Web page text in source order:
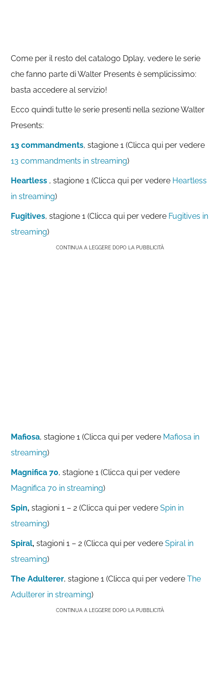
Come per il resto del catalogo Dplay, vedere le serie
che fanno parte di Walter Presents è semplicissimo:
basta accedere al servizio!
Ecco quindi tutte le serie presenti nella sezione Walter
Presents:
13 commandments, stagione 1 (Clicca qui per vedere
13 commandments in streaming)
Heartless , stagione 1 (Clicca qui per vedere Heartless
in streaming)
Fugitives, stagione 1 (Clicca qui per vedere Fugitives in
streaming)
CONTINUA A LEGGERE DOPO LA PUBBLICITÀ
Mafiosa, stagione 1 (Clicca qui per vedere Mafiosa in
streaming)
Magnifica 70, stagione 1 (Clicca qui per vedere
Magnifica 70 in streaming)
Spin, stagioni 1 – 2 (Clicca qui per vedereSpin in
streaming)
Spiral, stagioni 1 – 2 (Clicca qui per vedereSpiral in
streaming)
The Adulterer, stagione 1 (Clicca qui per vedereThe
Adulterer in streaming)
CONTINUA A LEGGERE DOPO LA PUBBLICITÀ